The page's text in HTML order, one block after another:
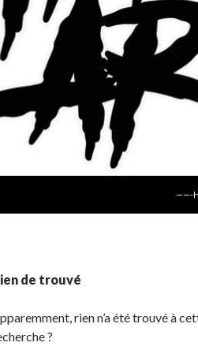
——-
de trouvé
rien n’a été trouvé à
?